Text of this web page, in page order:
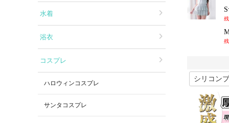
水着
浴衣
コスプレ
ハロウィンコスプレ
サンタコスプレ